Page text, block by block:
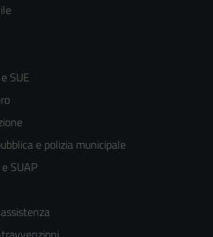
SUE
e polizia municipale
SUAP